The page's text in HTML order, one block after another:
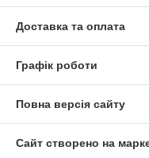
Доставка та оплата
Графік роботи
Повна версія сайту
Сайт створено на